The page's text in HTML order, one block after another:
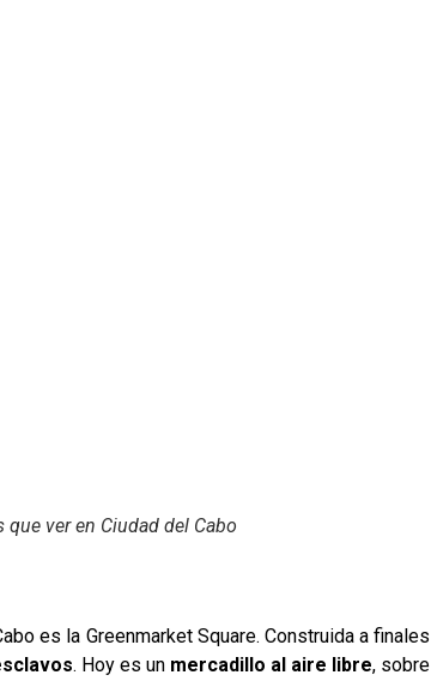
ver en Ciudad del Cabo
es la Greenmarket Square. Construida a finales
. Hoy es un mercadillo al aire libre, sobre